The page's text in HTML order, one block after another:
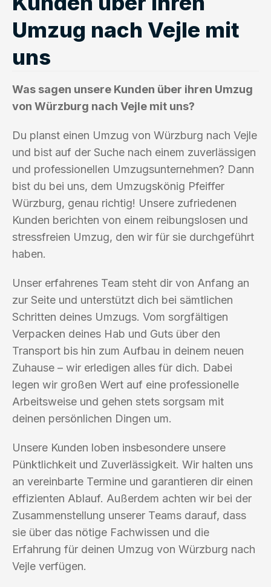
Umzug nach Vejle mit
uns
Was sagen unsere Kunden über ihren Umzug
von Würzburg nach Vejle mit uns?
Du planst einen Umzug von Würzburg nach Vejle
und bist auf der Suche nach einem zuverlässigen
und professionellen Umzugsunternehmen? Dann
bist du bei uns, dem Umzugskönig Pfeiffer
Würzburg, genau richtig! Unsere zufriedenen
Kunden berichten von einem reibungslosen und
stressfreien Umzug, den wir für sie durchgeführt
haben.
Unser erfahrenes Team steht dir von Anfang an
zur Seite und unterstützt dich bei sämtlichen
Schritten deines Umzugs. Vom sorgfältigen
Verpacken deines Hab und Guts über den
Transport bis hin zum Aufbau in deinem neuen
Zuhause – wir erledigen alles für dich. Dabei
legen wir großen Wert auf eine professionelle
Arbeitsweise und gehen stets sorgsam mit
deinen persönlichen Dingen um.
Unsere Kunden loben insbesondere unsere
Pünktlichkeit und Zuverlässigkeit. Wir halten uns
an vereinbarte Termine und garantieren dir einen
effizienten Ablauf. Außerdem achten wir bei der
Zusammenstellung unserer Teams darauf, dass
sie über das nötige Fachwissen und die
Erfahrung für deinen Umzug von Würzburg nach
Vejle verfügen.